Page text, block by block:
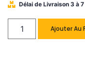
Délai de Livraison 3 à
Ajouter Au